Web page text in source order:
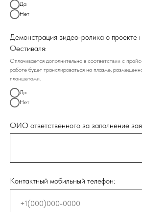
Да
Нет
Демонстрация видео-ролика о проекте
Фестиваля:
Оплачивается дополнительно в соответствии с
работе будет транслироваться на плазме,
планшетами.
Да
Нет
ФИО ответственного за заполнение
Контактный мобильный телефон: